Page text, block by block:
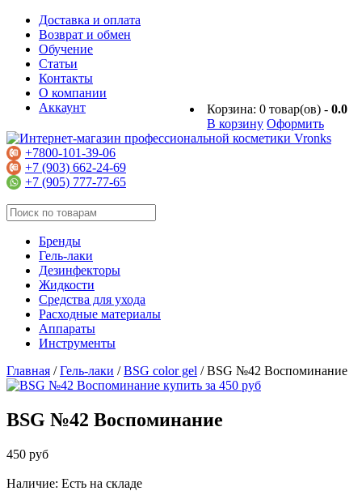
Доставка и оплата
Возврат и обмен
Обучение
Статьи
Контакты
О компании
Корзина: 0 товар(ов) - 0.0
В корзину Оформить
Аккаунт
+7800-101-39-06
+7 (903) 662-24-69
+7 (905) 777-77-65
Бренды
Гель-лаки
Дезинфекторы
Жидкости
Средства для ухода
Расходные материалы
Аппараты
Инструменты
Главная /Гель-лаки /BSG color gel /BSG №42 Воспоминание
BSG №42 Воспоминание
450 руб
Наличие: Есть на складе